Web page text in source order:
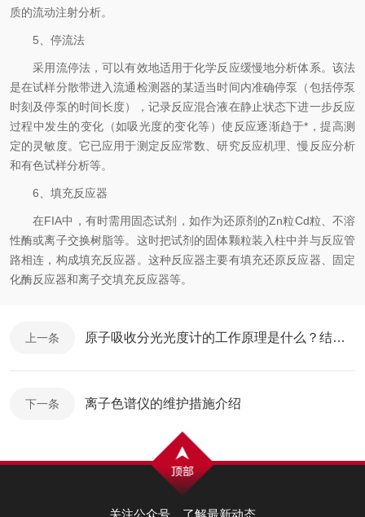
质的流动注射分析。
5、停流法
采用流停法，可以有效地适用于化学反应缓慢地分析体系。该法
是在试样分散带进入流通检测器的某适当时间内准确停泵（包括停泵
时刻及停泵的时间长度），记录反应混合液在静止状态下进一步反应
过程中发生的变化（如吸光度的变化等）使反应逐渐趋于*，提高测
定的灵敏度。它已应用于测定反应常数、研究反应机理、慢反应分析
和有色试样分析等。
6、填充反应器
在FIA中，有时需用固态试剂，如作为还原剂的Zn粒Cd粒、不溶
性酶或离子交换树脂等。这时把试剂的固体颗粒装入柱中并与反应管
路相连，构成填充反应器。这种反应器主要有填充还原反应器、固定
化酶反应器和离子交填充反应器等。
上一条 原子吸收分光光度计的工作原理是什么？结构又是怎么样的呢？
下一条 离子色谱仪的维护措施介绍
关注公众号，了解最新动态